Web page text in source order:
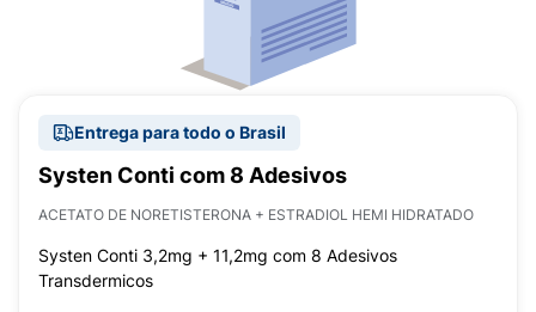
Entrega para todo o Brasil
Systen Conti com 8 Adesivos
ACETATO DE NORETISTERONA + ESTRADIOL HEMI HIDRATADO
Systen Conti 3,2mg + 11,2mg com 8 Adesivos
Transdermicos